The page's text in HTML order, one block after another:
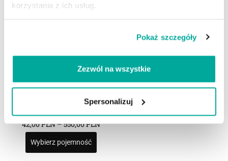
korzystania z ich usług.
Pokaż szczegóły
Zezwól na wszystkie
Spersonalizuj
NANOSTONE GRANIT ŁUPANY
42,00PLN–550,00PLN
Wybierz pojemność